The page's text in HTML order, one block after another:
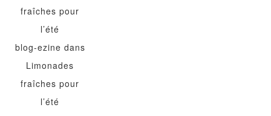
fraîches pour
l’été
blog-ezine dans
Limonades
fraîches pour
l’été